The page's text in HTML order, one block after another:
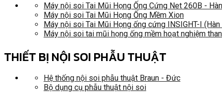
Máy nội soi Tai Mũi Họng Ống Cứng Net 260B -
Máy nội soi Tai Mũi Họng Ống Mềm Xion
Máy nội soi Tai Mũi Họng ống cứng INSIGHT-I (Hàn
Máy nội soi tai mũi họng ống mềm hoạt nghiệm
THIẾT BỊ NỘI SOI PHẪU THUẬT
Hệ thống nội soi phẫu thuật Braun - Đức
Bộ dụng cụ phẫu thuật nội soi